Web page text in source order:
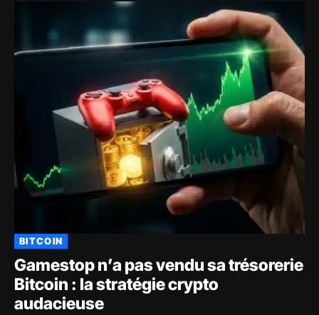
BITCOIN
Gamestop n’a pas vendu sa trésorerie
Bitcoin : la stratégie crypto
audacieuse